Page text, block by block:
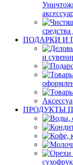
ПОДАРКИ И
и
ПРОДУКТЫ